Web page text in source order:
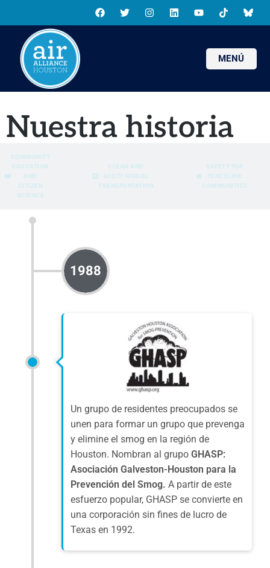
MENÚ
Nuestra historia
COMMUNITY
EDUCATION
AND
CITIZEN
SCIENCE
CLEAN AND
MULTI-MODAL
TRANSPORTATION
SAFETY FOR
FENCELINE
COMMUNITIES
1988
Un grupo de residentes preocupados se
unen para formar un grupo que prevenga
y elimine el smog en la región de
Houston. Nombran al grupo GHASP:
Asociación Galveston-Houston para la
Prevención del Smog. A partir de este
esfuerzo popular, GHASP se convierte en
una corporación sin fines de lucro de
Texas en 1992.